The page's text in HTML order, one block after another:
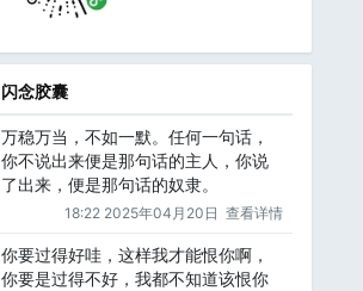
闪念胶囊
万稳万当，不如一默。任何一句话，
你不说出来便是那句话的主人，你说
了出来，便是那句话的奴隶。
18:22 2025年04月20日 查看详情
你要过得好哇，这样我才能恨你啊，
你要是过得不好，我都不知道该恨你